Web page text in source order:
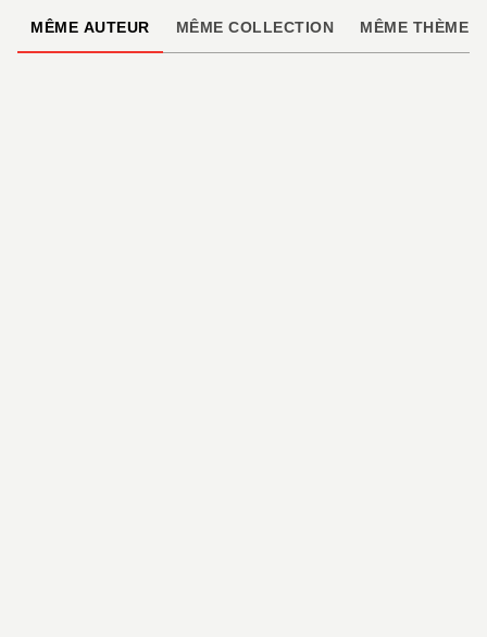
MÊME AUTEUR MÊME COLLECTION MÊME THÈME